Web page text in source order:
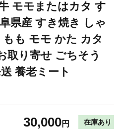
モモまたはカタ す
県産 すき焼き しゃ
も モモ かた カタ
取り寄せ ごちそう
養老ミート
30,000円 在庫あり